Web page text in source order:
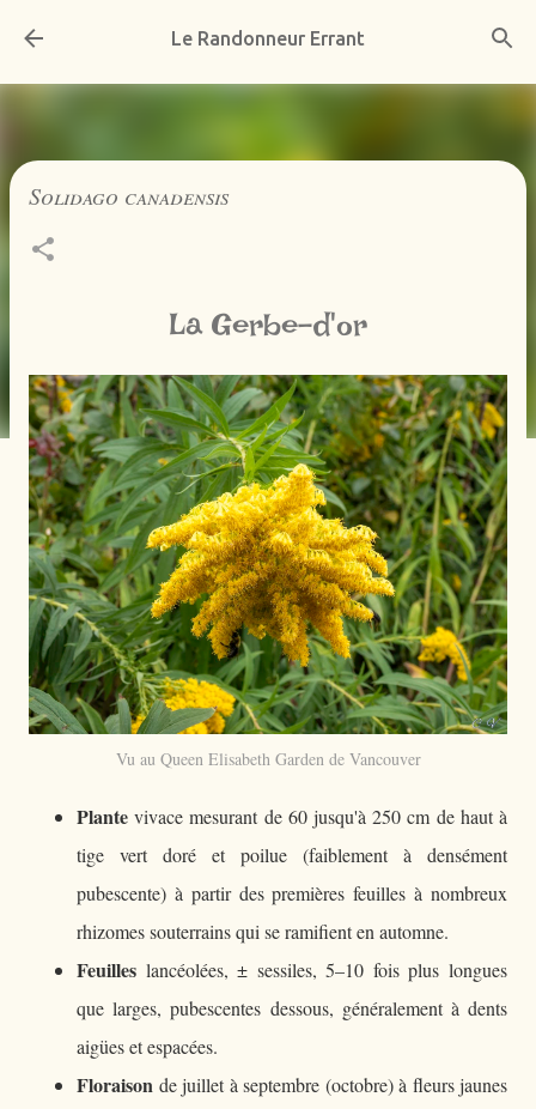
Accéder au contenu principal
Le Randonneur Errant
Solidago canadensis
La Gerbe-d'or
Vu au Queen Elisabeth Garden de Vancouver
Plante vivace mesurant de 60 jusqu'à 250 cm de haut à
tige vert doré et poilue (faiblement à densément
pubescente) à partir des premières feuilles à nombreux
rhizomes souterrains qui se ramifient en automne.
Feuilles lancéolées, ± sessiles, 5–10 fois plus longues
que larges, pubescentes dessous, généralement à dents
aigües et espacées.
Floraison de juillet à septembre (octobre) à fleurs jaunes